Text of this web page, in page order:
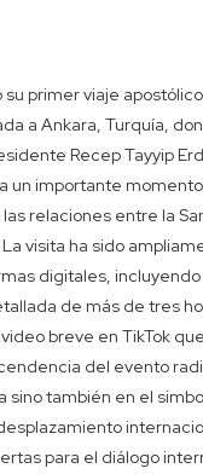
su primer viaje
a Ankara, Turquía,
Recep Tayyip
un importante
relaciones entre la
visita ha sido
digitales, incluyendo
de más de tres
breve en TikTok
del evento
sino también en el
para el diálogo